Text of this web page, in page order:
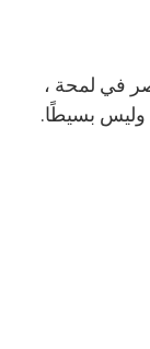
وليس بسيطًا.